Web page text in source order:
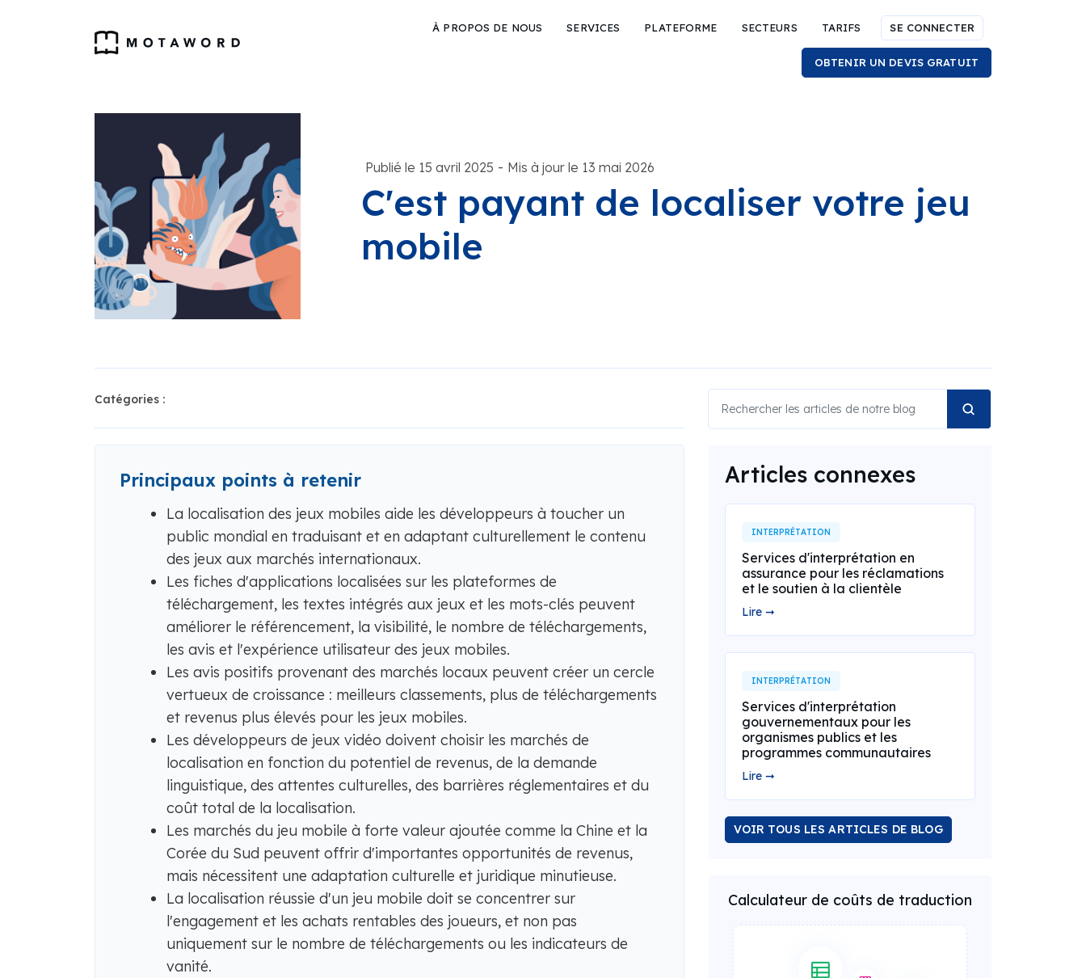
À PROPOS DE NOUS SERVICES PLATEFORME SECTEURS TARIFS SE CONNECTER
OBTENIR UN DEVIS GRATUIT
Publié le 15 avril 2025 - Mis à jour le 13 mai 2026
C'est payant de localiser votre jeu
mobile
Catégories :
Principaux points à retenir
La localisation des jeux mobiles aide les développeurs à toucher un
public mondial en traduisant et en adaptant culturellement le contenu
des jeux aux marchés internationaux.
Les fiches d'applications localisées sur les plateformes de
téléchargement, les textes intégrés aux jeux et les mots-clés peuvent
améliorer le référencement, la visibilité, le nombre de téléchargements,
les avis et l'expérience utilisateur des jeux mobiles.
Les avis positifs provenant des marchés locaux peuvent créer un cercle
vertueux de croissance : meilleurs classements, plus de téléchargements
et revenus plus élevés pour les jeux mobiles.
Les développeurs de jeux vidéo doivent choisir les marchés de
localisation en fonction du potentiel de revenus, de la demande
linguistique, des attentes culturelles, des barrières réglementaires et du
coût total de la localisation.
Les marchés du jeu mobile à forte valeur ajoutée comme la Chine et la
Corée du Sud peuvent offrir d'importantes opportunités de revenus,
mais nécessitent une adaptation culturelle et juridique minutieuse.
La localisation réussie d'un jeu mobile doit se concentrer sur
l'engagement et les achats rentables des joueurs, et non pas
uniquement sur le nombre de téléchargements ou les indicateurs de
vanité.
Articles connexes
INTERPRÉTATION
Services d'interprétation en
assurance pour les réclamations
et le soutien à la clientèle
Lire ➞
INTERPRÉTATION
Services d'interprétation
gouvernementaux pour les
organismes publics et les
programmes communautaires
Lire ➞
VOIR TOUS LES ARTICLES DE BLOG
Calculateur de coûts de traduction